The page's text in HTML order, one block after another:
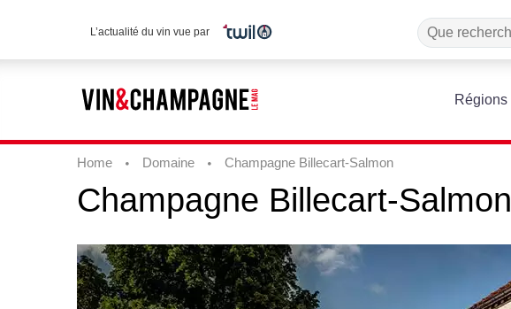
L’actualité du vin vue par
Régions
Home Domaine Champagne Billecart-Salmon
Champagne Billecart-Salmon